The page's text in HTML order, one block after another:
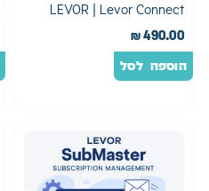
LEVOR | Levor Connect
₪490.00
הוספה לסל